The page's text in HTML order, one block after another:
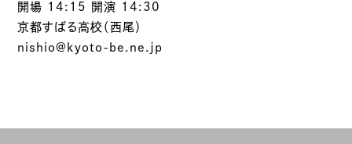
開場 14:15 開演 14:30
京都すばる高校（西尾）
nishio@kyoto-be.ne.jp